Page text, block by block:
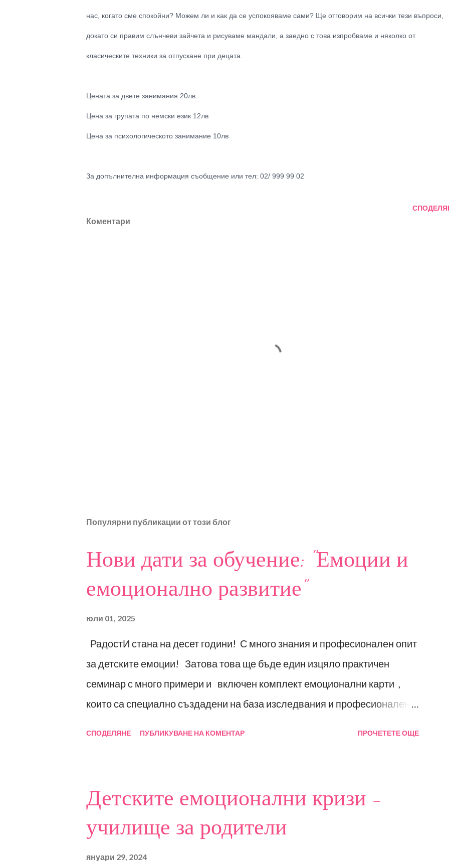
нас, когато сме спокойни? Можем ли и как да се успокояваме сами? Ще отговорим на всички тези въпроси,
докато си правим слънчеви зайчета и рисуваме мандали, а заедно с това изпробваме и няколко от
класическите техники за отпускане при децата.
Цената за двете занимания 20лв.
Цена за групата по немски език 12лв
Цена за психологическото занимание 10лв
За допълнителна информация съобщение или тел: 02/ 999 99 02
Коментари
Популярни публикации от този блог
Нови дати за обучение: "Емоции и
емоционално развитие"
юли 01, 2025
РадостИ стана на десет години! С много знания и професионален опит
за детските емоции! Затова това ще бъде един изцяло практичен
семинар с много примери и включен комплект емоционални карти ,
които са специално създадени на база изследвания и професионален
Емоция (популярно и научно разбиране); Произход и развитие на
емоциите; Емоции, чувства и емоционални състояния - Психология на
СПОДЕЛЯНЕ ПУБЛИКУВАНЕ НА КОМЕНТАР ПРОЧЕТЕТЕ ОЩЕ
Детските емоционални кризи -
училище за родители
януари 29, 2024